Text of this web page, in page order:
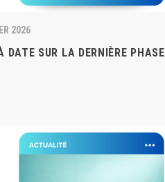
2026
DATE SUR LA DERNIÈRE PHASE